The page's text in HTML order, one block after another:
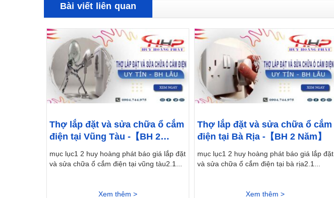
Bài viết liên quan
Thợ lắp đặt và sửa chữa ổ cắm
điện tại Vũng Tàu -【BH 2
mục lục1 2 huy hoàng phát báo giá lắp đặt
và sửa chữa ổ cắm điện tại vũng tàu2.1...
Xem thêm >
Thợ lắp đặt và sửa chữa ổ cắm
điện tại Bà Rịa -【BH 2 Năm】
mục lục1 2 huy hoàng phát báo giá lắp đặt
và sửa chữa ổ cắm điện tại bà rịa2.1...
Xem thêm >